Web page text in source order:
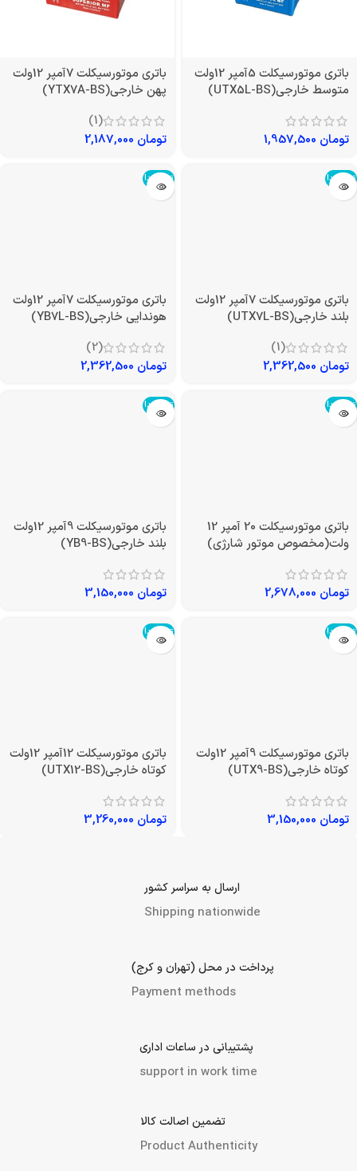
باتری موتورسیکلت 5آمپر 12ولت
متوسط خارجی(UTX5L-BS)
تومان
باتری موتورسیکلت 7آمپر 12ولت
پهن خارجی(YTX7A-BS)
(1)
تومان
تمام شد!
باتری موتورسیکلت 7آمپر 12ولت
بلند خارجی(UTX7L-BS)
(1)
تومان
تمام شد!
باتری موتورسیکلت 7آمپر 12ولت
هوندایی خارجی(YB7L-BS)
(2)
تومان
تمام شد!
باتری موتورسیکلت 20 آمپر 12
ولت(مخصوص موتور شارژی)
تومان
تمام شد!
باتری موتورسیکلت 9آمپر 12ولت
بلند خارجی(YB9-BS)
تومان
تمام شد!
باتری موتورسیکلت 9آمپر 12ولت
کوتاه خارجی(UTX9-BS)
تومان
تمام شد!
باتری موتورسیکلت 12آمپر 12ولت
کوتاه خارجی(UTX12-BS)
تومان
ارسال به سراسر کشور
Shipping nationwide
پرداخت در محل (تهران و کرج)
Payment methods
پشتیبانی در ساعات اداری
support in work time
تضمین اصالت کالا
Product Authenticity